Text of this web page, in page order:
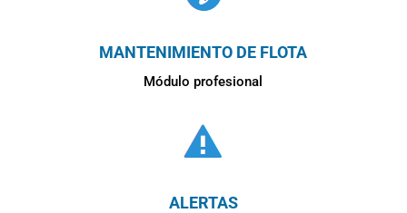
MANTENIMIENTO DE FLOTA
Módulo profesional
ALERTAS